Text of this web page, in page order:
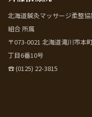
北海道鍼灸マッサージ柔整協
組合 所属
〒073-0021 北海道滝川市本
丁目6番10号
☎ (0125) 22-3815